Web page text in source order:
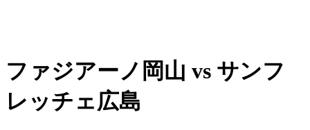
ファジアーノ岡山 vs サンフ
レッチェ広島